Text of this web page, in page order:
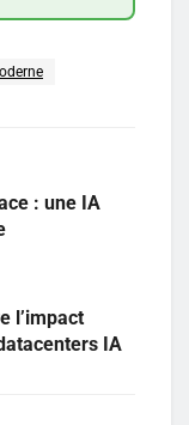
: une IA
l’impact
IA